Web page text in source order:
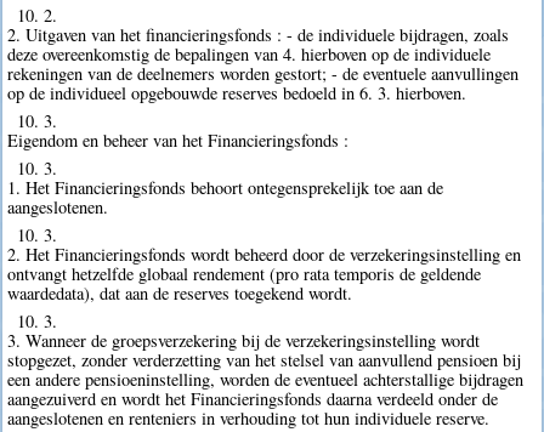
10. 2.
2. Uitgaven van het financieringsfonds : - de individuele bijdragen, zoals
deze overeenkomstig de bepalingen van 4. hierboven op de individuele
rekeningen van de deelnemers worden gestort; - de eventuele aanvullingen
op de individueel opgebouwde reserves bedoeld in 6. 3. hierboven.
10. 3.
Eigendom en beheer van het Financieringsfonds :
10. 3.
1. Het Financieringsfonds behoort ontegensprekelijk toe aan de
aangeslotenen.
10. 3.
2. Het Financieringsfonds wordt beheerd door de verzekeringsinstelling en
ontvangt hetzelfde globaal rendement (pro rata temporis de geldende
waardedata), dat aan de reserves toegekend wordt.
10. 3.
3. Wanneer de groepsverzekering bij de verzekeringsinstelling wordt
stopgezet, zonder verderzetting van het stelsel van aanvullend pensioen bij
een andere pensioeninstelling, worden de eventueel achterstallige bijdragen
aangezuiverd en wordt het Financieringsfonds daarna verdeeld onder de
aangeslotenen en renteniers in verhouding tot hun individuele reserve.